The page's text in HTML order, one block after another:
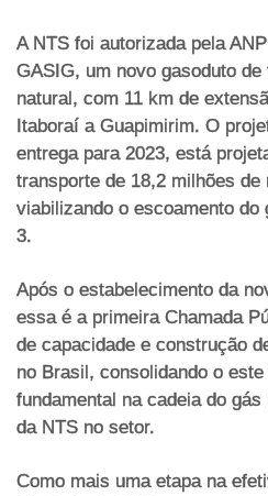
A NTS foi autorizada pela
GASIG, um novo gasoduto
natural, com 11 km de
Itaboraí a Guapimirim. O
entrega para 2023, está
transporte de 18,2 milhões de
viabilizando o escoamento do
3.
Após o estabelecimento da
essa é a primeira Chamada
de capacidade e construção
no Brasil, consolidando o
fundamental na cadeia do
da NTS no setor.
Como mais uma etapa na